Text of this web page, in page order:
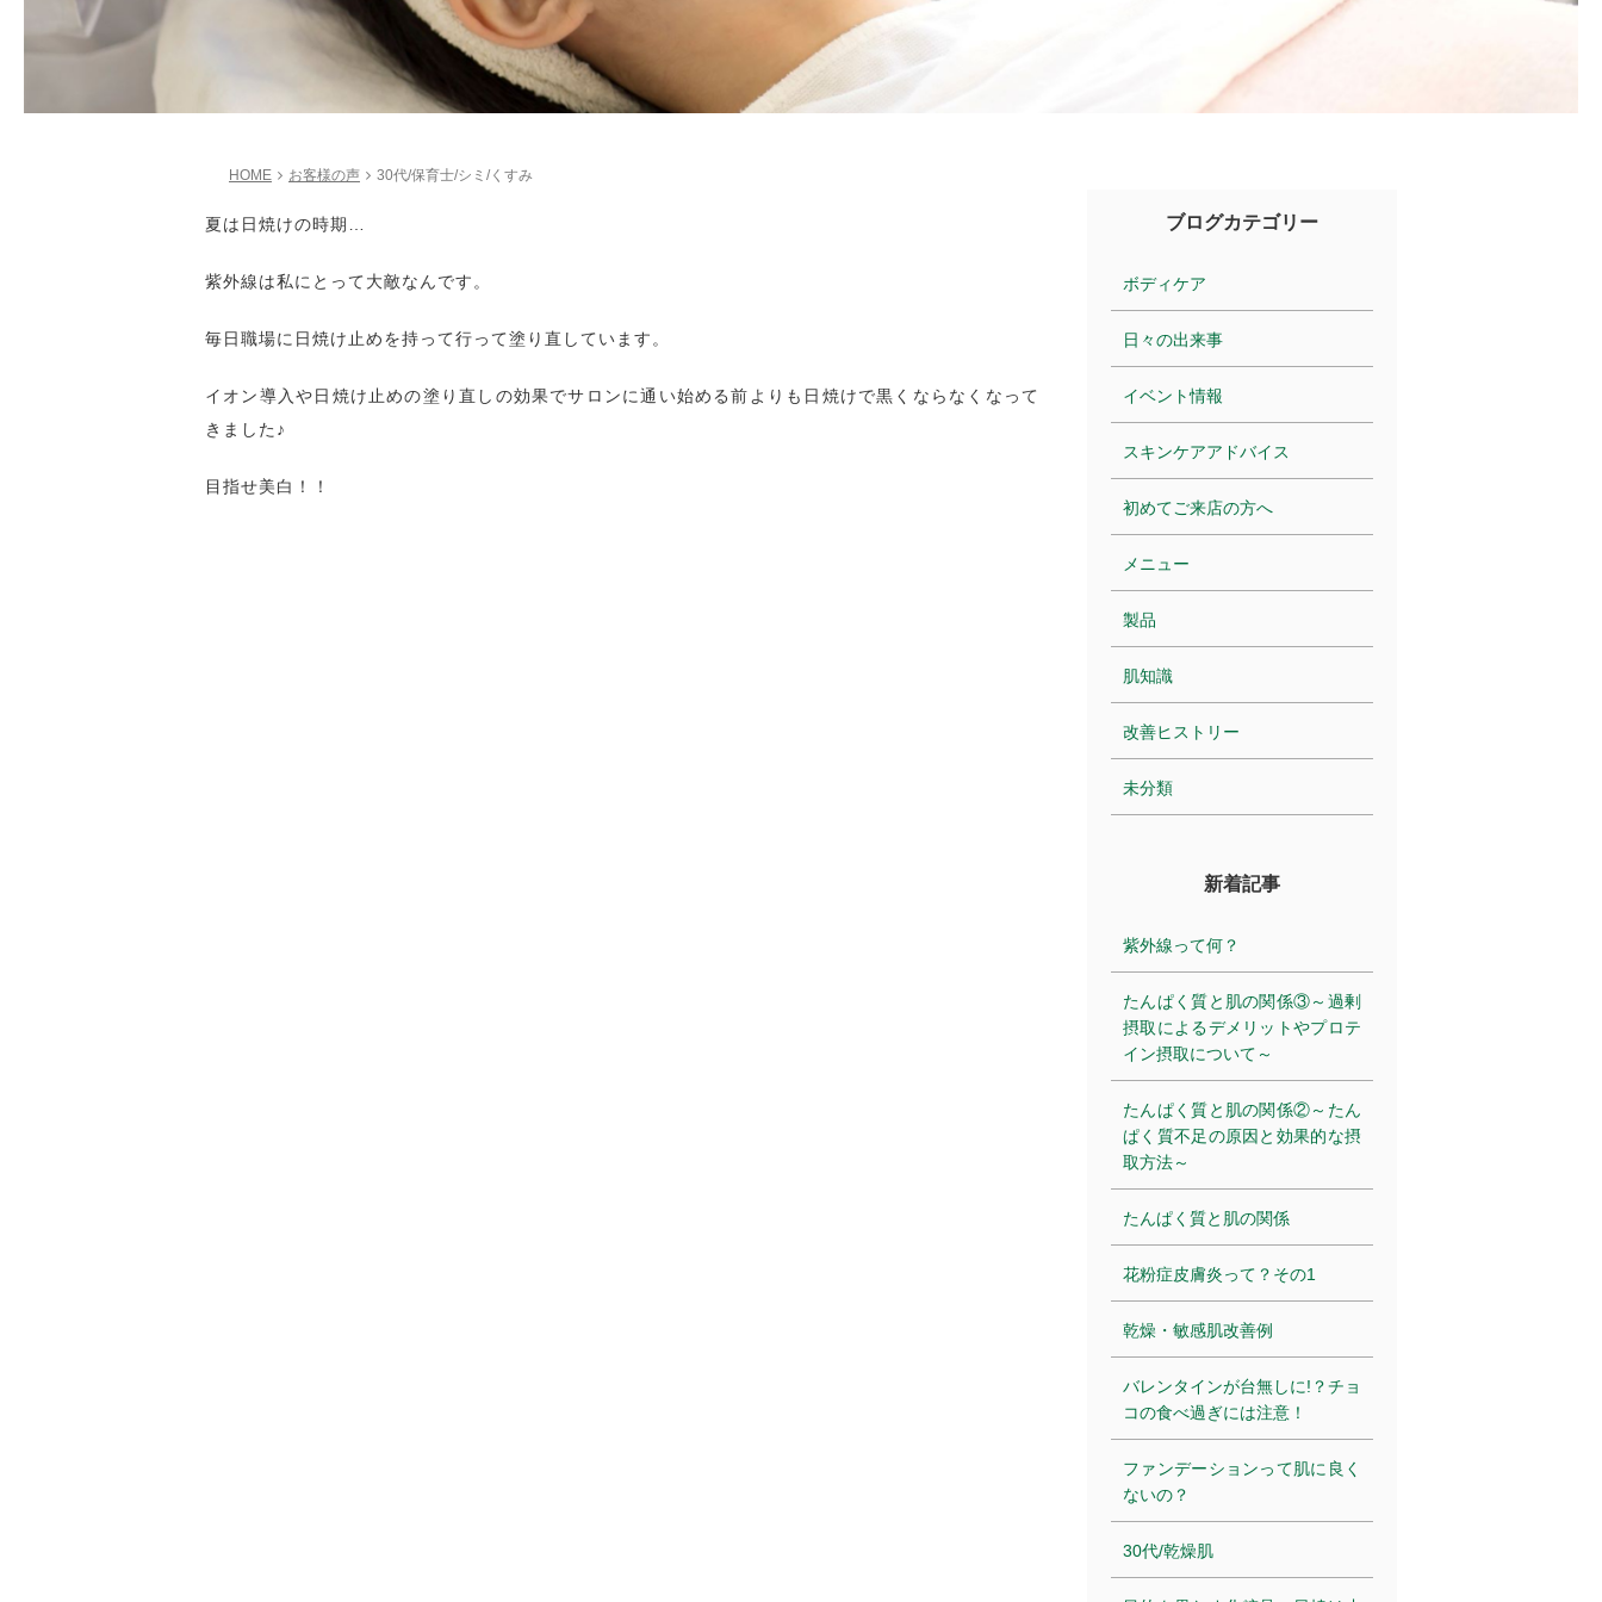
HOME お客様の声 30代/保育士/シミ/くすみ
夏は日焼けの時期…
紫外線は私にとって大敵なんです。
毎日職場に日焼け止めを持って行って塗り直しています。
イオン導入や日焼け止めの塗り直しの効果でサロンに通い始める前よりも日焼けで黒くならなくなって
きました♪
目指せ美白！！
ブログカテゴリー
ボディケア
日々の出来事
イベント情報
スキンケアアドバイス
初めてご来店の方へ
メニュー
製品
肌知識
改善ヒストリー
未分類
新着記事
紫外線って何？
たんぱく質と肌の関係③～過剰
摂取によるデメリットやプロテ
イン摂取について～
たんぱく質と肌の関係②～たん
ぱく質不足の原因と効果的な摂
取方法～
たんぱく質と肌の関係
花粉症皮膚炎って？その1
乾燥・敏感肌改善例
バレンタインが台無しに!？チョ
コの食べ過ぎには注意！
ファンデーションって肌に良く
ないの？
30代/乾燥肌